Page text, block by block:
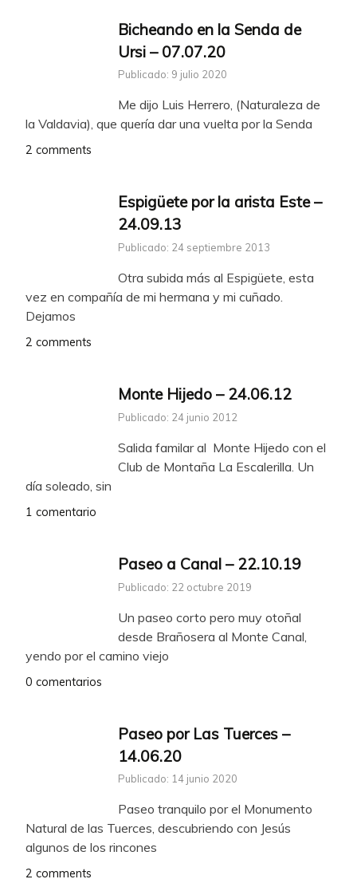
Bicheando en la Senda de
Ursi – 07.07.20
Publicado: 9 julio 2020
Me dijo Luis Herrero, (Naturaleza de
la Valdavia), que quería dar una vuelta por la Senda
2 comments
Espigüete por la arista Este –
24.09.13
Publicado: 24 septiembre 2013
Otra subida más al Espigüete, esta
vez en compañía de mi hermana y mi cuñado.
Dejamos
2 comments
Monte Hijedo – 24.06.12
Publicado: 24 junio 2012
Salida familar al Monte Hijedo con el
Club de Montaña La Escalerilla. Un
día soleado, sin
1 comentario
Paseo a Canal – 22.10.19
Publicado: 22 octubre 2019
Un paseo corto pero muy otoñal
desde Brañosera al Monte Canal,
yendo por el camino viejo
0 comentarios
Paseo por Las Tuerces –
14.06.20
Publicado: 14 junio 2020
Paseo tranquilo por el Monumento
Natural de las Tuerces, descubriendo con Jesús
algunos de los rincones
2 comments